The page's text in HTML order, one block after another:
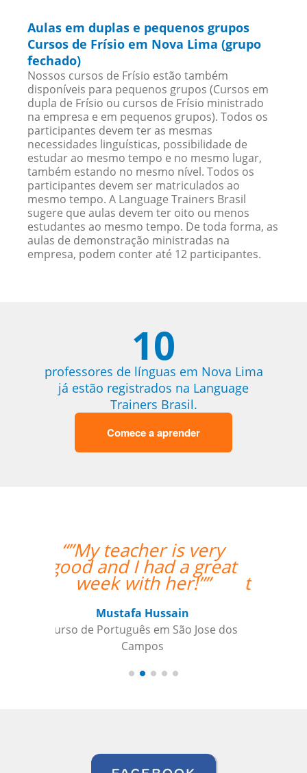
Aulas em duplas e pequenos grupos
Cursos de Frísio em Nova Lima (grupo
fechado)
Nossos cursos de Frísio estão também
disponíveis para pequenos grupos (Cursos em
dupla de Frísio ou cursos de Frísio ministrado
na empresa e em pequenos grupos). Todos os
participantes devem ter as mesmas
necessidades linguísticas, possibilidade de
estudar ao mesmo tempo e no mesmo lugar,
também estando no mesmo nível. Todos os
participantes devem ser matriculados ao
mesmo tempo. A Language Trainers Brasil
sugere que aulas devem ter oito ou menos
estudantes ao mesmo tempo. De toda forma, as
aulas de demonstração ministradas na
empresa, podem conter até 12 participantes.
10
professores de línguas em Nova Lima
já estão registrados na Language
Trainers Brasil.
Comece a aprender
“”My wife likes the
lessons and the
teacher's punctuality.””
Seok Kwon
Curso de em Goiânia, CJ Selecta